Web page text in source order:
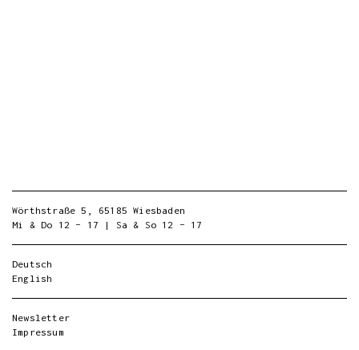
Wörthstraße 5, 65185 Wiesbaden
Mi & Do 12 – 17 | Sa & So 12 – 17
Deutsch
English
Newsletter
Impressum